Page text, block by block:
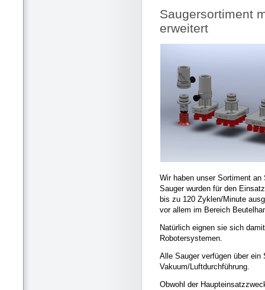
Saugersortiment
erweitert
Wir haben unser Sortiment
Sauger wurden für den
bis zu 120 Zyklen/Minute
vor allem im Bereich
Natürlich eignen sie sich
Robotersystemen.
Alle Sauger verfügen über
Vakuum/Luftdurchführung.
Obwohl der